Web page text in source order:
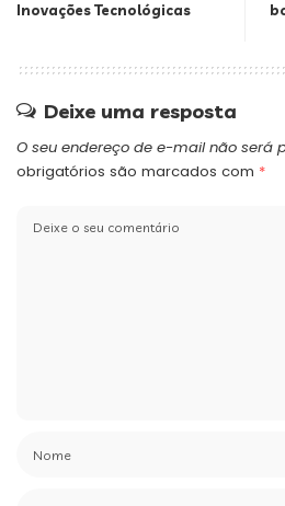
Inovações Tecnológicas
Deixe uma resposta
O seu endereço de e-mail não será
obrigatórios são marcados com *